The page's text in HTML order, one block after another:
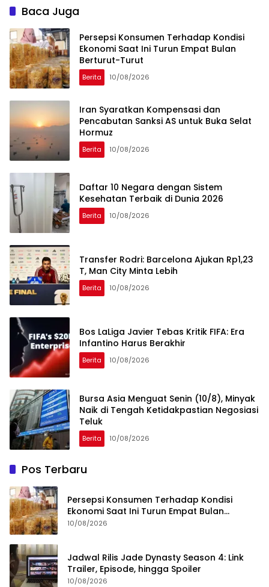
Baca Juga
Persepsi Konsumen Terhadap Kondisi
Ekonomi Saat Ini Turun Empat Bulan
Berturut-Turut
Berita 10/08/2026
Iran Syaratkan Kompensasi dan
Pencabutan Sanksi AS untuk Buka Selat
Hormuz
Berita 10/08/2026
Daftar 10 Negara dengan Sistem
Kesehatan Terbaik di Dunia 2026
Berita 10/08/2026
Transfer Rodri: Barcelona Ajukan Rp1,23
T, Man City Minta Lebih
Berita 10/08/2026
Bos LaLiga Javier Tebas Kritik FIFA: Era
Infantino Harus Berakhir
Berita 10/08/2026
Bursa Asia Menguat Senin (10/8), Minyak
Naik di Tengah Ketidakpastian Negosiasi
Teluk
Berita 10/08/2026
Pos Terbaru
Persepsi Konsumen Terhadap Kondisi
Ekonomi Saat Ini Turun Empat Bulan
Berturut-Turut
10/08/2026
Jadwal Rilis Jade Dynasty Season 4: Link
Trailer, Episode, hingga Spoiler
10/08/2026